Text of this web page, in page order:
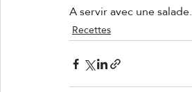
A servir avec une salade.
Recettes